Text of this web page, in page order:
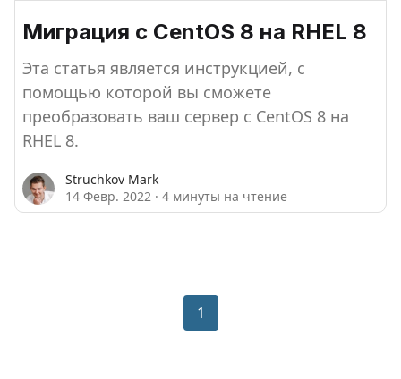
Миграция с CentOS 8 на RHEL 8
Эта статья является инструкцией, с
помощью которой вы сможете
преобразовать ваш сервер с CentOS 8 на
RHEL 8.
Struchkov Mark
14 Февр. 2022 · 4 минуты на чтение
1